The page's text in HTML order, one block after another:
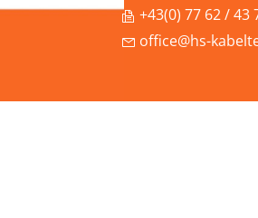
+43(0) 77 62 / 43
office@hs-